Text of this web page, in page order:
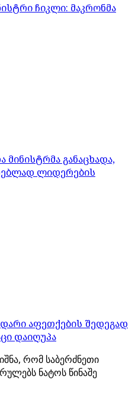
ჩიკლი: მაკრონმა
მინისტრმა განაცხადა,
ლიდერების
აფეთქების შედეგად
დაიღუპა
რომ საბერძნეთი
ნატოს წინაშე